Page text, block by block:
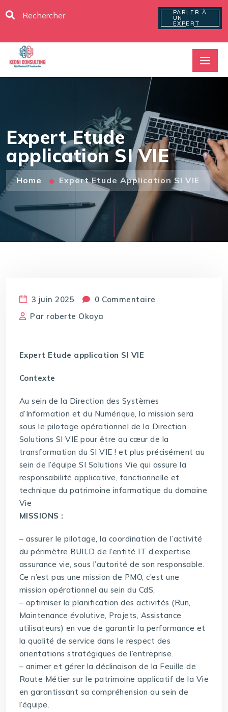
PARLER À
UN
EXPERT
Expert Etude
application SI VIE
Home Expert Etude Application SI VIE
3 juin 2025
0 Commentaire
Par roberte Okoya
Expert Etude application SI VIE
Contexte
Au sein de la Direction des Systèmes
d’Information et du Numérique, la mission sera
sous le pilotage opérationnel de la Direction
Solutions SI VIE pour être au cœur de la
transformation du SI VIE ! et plus précisément au
sein de l’équipe SI Solutions Vie qui assure la
responsabilité applicative, fonctionnelle et
technique du patrimoine informatique du domaine
Vie
MISSIONS :
– assurer le pilotage, la coordination de l’activité
du périmètre BUILD de l’entité IT d’expertise
assurance vie, sous l’autorité de son responsable.
Ce n’est pas une mission de PMO, c’est une
mission opérationnel au sein du CdS.
– optimiser la planification des activités (Run,
Maintenance évolutive, Projets, Assistance
utilisateurs) en vue de garantir la performance et
la qualité de service dans le respect des
orientations stratégiques de l’entreprise.
– animer et gérer la déclinaison de la Feuille de
Route Métier sur le patrimoine applicatif de la Vie
en garantissant sa compréhension au sein de
l’équipe.